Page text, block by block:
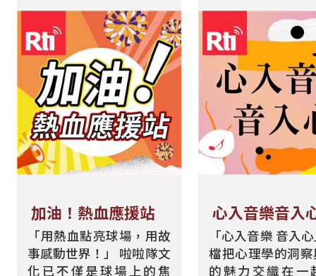
加油！熱血應援站
「用熱血點亮球場，用故
事感動世界！」 啦啦隊文
化已不僅是球場上的焦
心入音樂音入
「心入音樂 音入
檔把心理學的洞
的魅力交織在一